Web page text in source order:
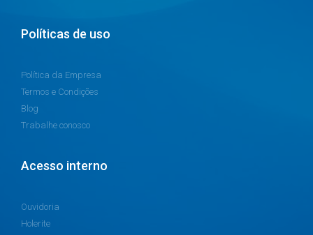
Políticas de uso
Política da Empresa
Termos e Condições
Blog
Trabalhe conosco
Acesso interno
Ouvidoria
Holerite